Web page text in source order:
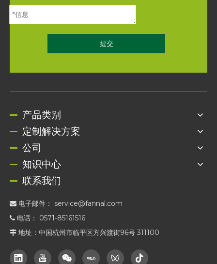
提交
产品类别
定制解决方案
公司
知识中心
联系我们
 电子邮件： service@fannal.com
 电话： 0571-85161516
 地址：中国杭州市临平区方兴渡街96号 311100